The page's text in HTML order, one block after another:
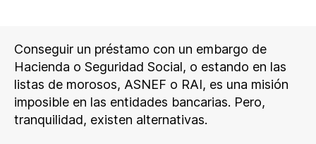
Conseguir un préstamo con un embargo de
Hacienda o Seguridad Social, o estando en las
listas de morosos, ASNEF o RAI, es una misión
imposible en las entidades bancarias. Pero,
tranquilidad, existen alternativas.